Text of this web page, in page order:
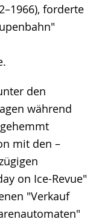
forderte
den
während
mit den –
on Ice-Revue"
"Verkauf